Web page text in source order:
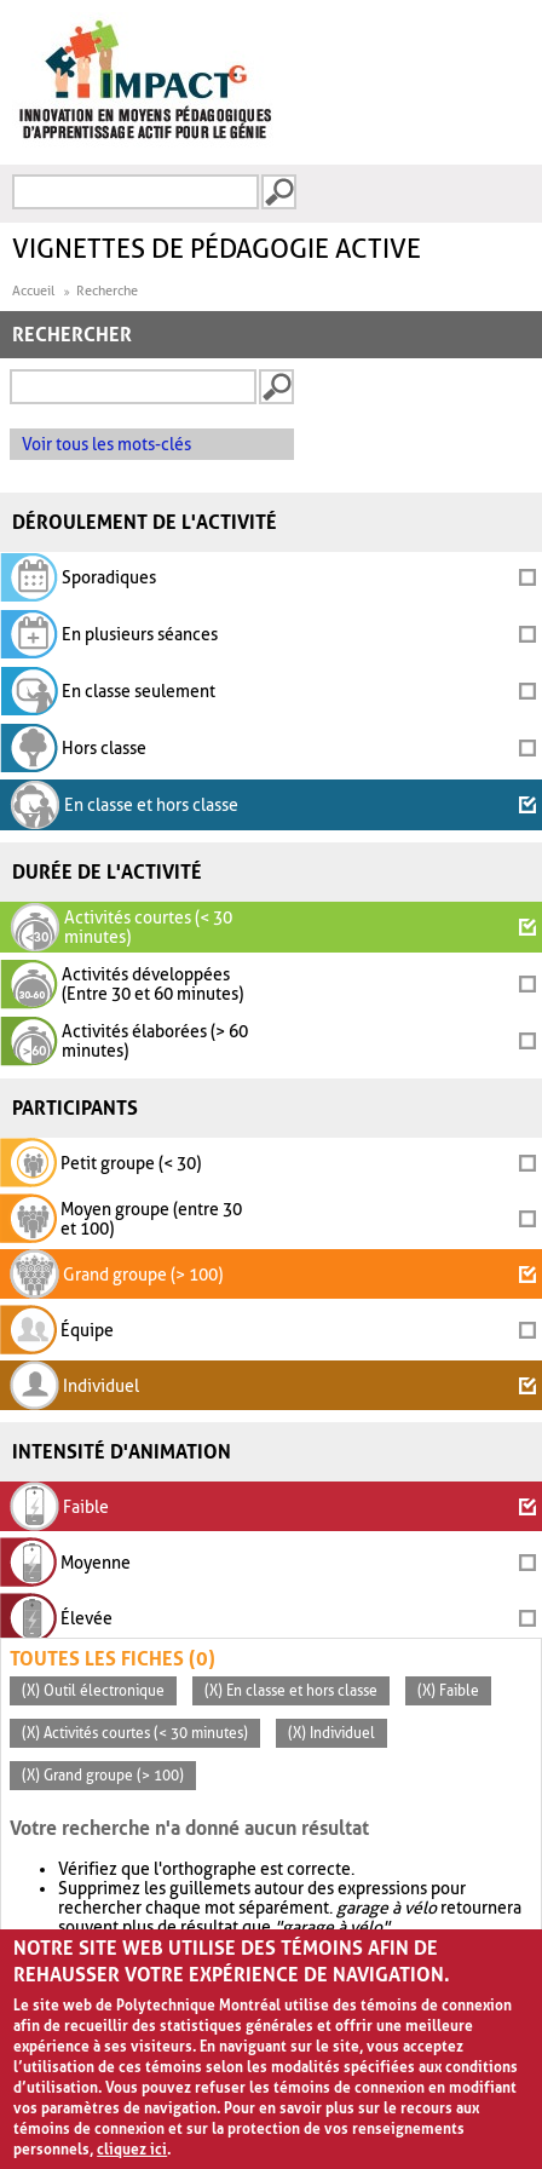
FORMULAIRE DE
VIGNETTES DE PÉDAGOGIE ACTIVE
Accueil Recherche
RECHERCHER
Voir tous les mots-clés
DÉROULEMENT DE L'ACTIVITÉ
Sporadiques
En plusieurs séances
En classe seulement
Hors classe
En classe et hors classe
DURÉE DE L'ACTIVITÉ
Activités courtes (< 30
minutes)
Activités développées
(Entre 30 et 60 minutes)
Activités élaborées (> 60
minutes)
PARTICIPANTS
Petit groupe (< 30)
Moyen groupe (entre 30
et 100)
Grand groupe (> 100)
Équipe
Individuel
INTENSITÉ D'ANIMATION
Faible
Moyenne
Élevée
TOUTES LES FICHES (0)
(X) Outil électronique (X) En classe et hors classe (X) Faible
(X) Activités courtes (< 30 minutes) (X) Individuel
(X) Grand groupe (> 100)
Votre recherche n'a donné aucun résultat
Vérifiez que l'orthographe est correcte.
Supprimez les guillemets autour des expressions pour
rechercher chaque mot séparément. garage à véloretournera
souvent plus de résultat que"garage à vélo".
Envisagez d'élargir votre recherche avec OR.garage OR vélo
retournera souvent plus de résultat quegarage à vélo
NOTRE SITE WEB UTILISE DES TÉMOINS AFIN DE
REHAUSSER VOTRE EXPÉRIENCE DE NAVIGATION.
Le site web de Polytechnique Montréal utilise des témoins de connexion
afin de recueillir des statistiques générales et offrir une meilleure
expérience à ses visiteurs. En naviguant sur le site, vous acceptez
l’utilisation de ces témoins selon les modalités spécifiées aux conditions
d’utilisation. Vous pouvez refuser les témoins de connexion en modifiant
vos paramètres de navigation. Pour en savoir plus sur le recours aux
témoins de connexion et sur la protection de vos renseignements
personnels,cliquez ici.